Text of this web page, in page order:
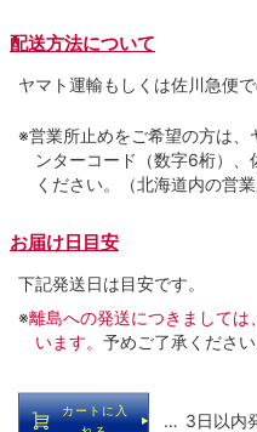
配送方法について
ヤマト運輸もしくは佐川急便
※営業所止めをご希望の方は
ンターコード（数字6桁）
ください。（北海道内の営業
お届け日目安
下記発送日は目安です。
※離島への発送につきまして
います。 予めご了承ください
カートに入
… 3日以内